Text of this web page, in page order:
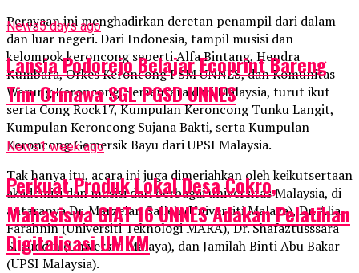
Perayaan ini menghadirkan deretan penampil dari dalam
dan luar negeri. Dari Indonesia, tampil musisi dan
kelompok keroncong seperti Alfa Bintang, Hendra
Kumbara, Orkes Keroncong PSM UNNES, dan Komunitas
Warung Keroncong. Sementara dari Malaysia, turut ikut
serta Cong Rock17, Kumpulan Keroncong Tunku Langit,
Kumpulan Keroncong Sujana Bakti, serta Kumpulan
Keroncong Gemersik Bayu dari UPSI Malaysia.
Tak hanya itu, acara ini juga dimeriahkan oleh keikutsertaan
akademisi dan musisi dari berbagai universitas Malaysia, di
antaranya Dr. Marzelan Salleh (Universiti Malaya), Dr. Alia
Farahnin (Universiti Teknologi MARA), Dr. Shafaztusssara
Silauddin (Universiti Malaya), dan Jamilah Binti Abu Bakar
(UPSI Malaysia).
News5 days ago
Lansia Podorejo Belajar Ecoprint Bareng
Tim Ormawa SGL PGSD UNNES
News1 week ago
Perkuat Produk Lokal Desa Cokro,
Mahasiswa GIAT 16 UNNES Adakan Pelatihan
Digitalisasi UMKM